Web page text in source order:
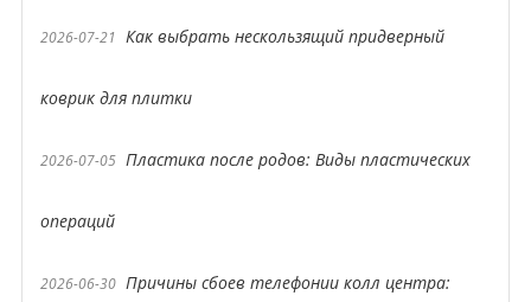
2026-07-21 Как выбрать нескользящий придверный
коврик для плитки
2026-07-05 Пластика после родов: Виды пластических
операций
2026-06-30 Причины сбоев телефонии колл центра: